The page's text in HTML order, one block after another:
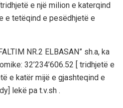
e një milion e katerqind
e tetëqind e pesëdhjetë e
NR.2 ELBASAN” sh.a, ka
32’234’606.52 [ tridhjetë e
e katër mijë e gjashteqind e
lekë pa t.v.sh .